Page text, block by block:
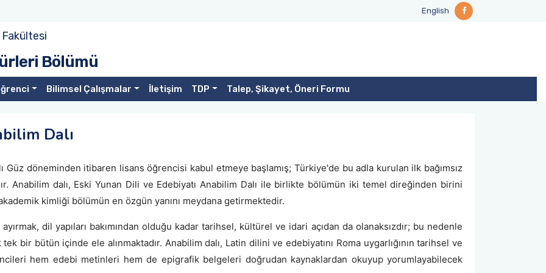
English
Bölümü
Bilimsel Çalışmalar İletişim TDP Talep, Şikayet, Öneri Formu
Dalı
Güz döneminden itibaren lisans öğrencisi kabul etmeye başlamış; Türkiye'de bu adla kurulan ilk bağımsız
Anabilim dalı, Eski Yunan Dili ve Edebiyatı Anabilim Dalı ile birlikte bölümün iki temel direğinden birini
kimliği bölümün en özgün yanını meydana getirmektedir.
dil yapıları bakımından olduğu kadar tarihsel, kültürel ve idari açıdan da olanaksızdır; bu nedenle
bir bütün içinde ele alınmaktadır. Anabilim dalı, Latin dilini ve edebiyatını Roma uygarlığının tarihsel ve
hem edebi metinleri hem de epigrafik belgeleri doğrudan kaynaklardan okuyup yorumlayabilecek